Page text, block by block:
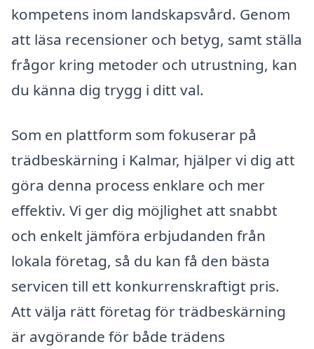
kompetens inom landskapsvård. Genom
att läsa recensioner och betyg, samt ställa
frågor kring metoder och utrustning, kan
du känna dig trygg i ditt val.
Som en plattform som fokuserar på
trädbeskärning i Kalmar, hjälper vi dig att
göra denna process enklare och mer
effektiv. Vi ger dig möjlighet att snabbt
och enkelt jämföra erbjudanden från
lokala företag, så du kan få den bästa
servicen till ett konkurrenskraftigt pris.
Att välja rätt företag för trädbeskärning
är avgörande för både trädens